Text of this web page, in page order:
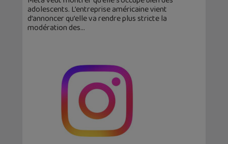
adolescents. L’entreprise américaine vient
d’annoncer qu’elle va rendre plus stricte la
modération des